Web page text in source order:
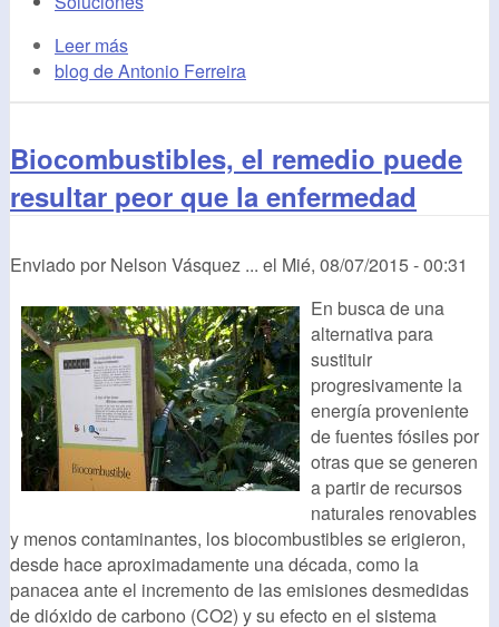
Leer más
blog de Antonio Ferreira
Biocombustibles, el remedio puede
resultar peor que la enfermedad
Enviado por Nelson Vásquez ... el Mié, 08/07/2015 - 00:31
En busca de una
alternativa para
sustituir
progresivamente la
energía proveniente
de fuentes fósiles por
otras que se generen
a partir de recursos
naturales renovables
y menos contaminantes, los biocombustibles se erigieron,
desde hace aproximadamente una década, como la
panacea ante el incremento de las emisiones desmedidas
de dióxido de carbono (CO2) y su efecto en el sistema